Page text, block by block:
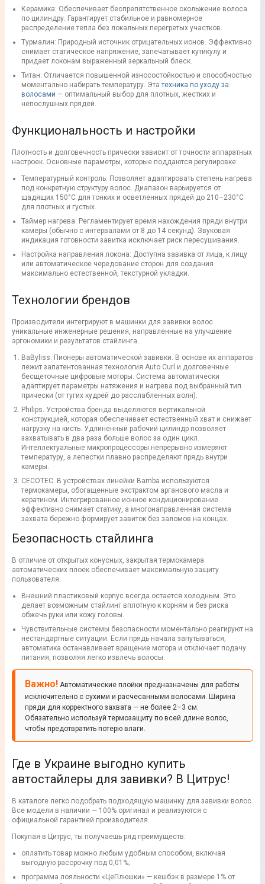
Керамика: Обеспечивает беспрепятственное скольжение волоса
по цилиндру. Гарантирует стабильное и равномерное
распределение тепла без локальных перегретых участков.
Турмалин: Природный источник отрицательных ионов. Эффективно
снимает статическое напряжение, запечатывает кутикулу и
придает локонам выраженный зеркальный блеск.
Титан: Отличается повышенной износостойкостью и способностью
моментально набирать температуру. Этатехника по уходу за
волосами — оптимальный выбор для плотных, жестких и
непослушных прядей.
Функциональность и настройки
Плотность и долговечность прически зависит от точности аппаратных
настроек. Основные параметры, которые поддаются регулировке:
Температурный контроль: Позволяет адаптировать степень нагрева
под конкретную структуру волос. Диапазон варьируется от
щадящих 150°C для тонких и осветленных прядей до 210–230°C
для плотных и густых.
Таймер нагрева: Регламентирует время нахождения пряди внутри
камеры (обычно с интервалами от 8 до 14 секунд). Звуковая
индикация готовности завитка исключает риск пересушивания.
Настройка направления локона: Доступна завивка от лица, к лицу
или автоматическое чередование сторон для создания
максимально естественной, текстурной укладки.
Технологии брендов
Производители интегрируют в машинки для завивки волос
уникальные инженерные решения, направленные на улучшение
эргономики и результатов стайлинга.
BaByliss. Пионеры автоматической завивки. В основе их аппаратов
лежит запатентованная технология Auto Curl и долговечные
бесщеточные цифровые моторы. Система автоматически
адаптирует параметры натяжения и нагрева под выбранный тип
прически (от тугих кудрей до расслабленных волн).
Philips. Устройства бренда выделяются вертикальной
конструкцией, которая обеспечивает естественный хват и снижает
нагрузку на кисть. Удлиненный рабочий цилиндр позволяет
захватывать в два раза больше волос за один цикл.
Интеллектуальные микропроцессоры непрерывно измеряют
температуру, а лепестки плавно распределяют прядь внутри
камеры.
CECOTEC. В устройствах линейки Bamba используются
термокамеры, обогащенные экстрактом арганового масла и
кератином. Интегрированное ионное кондиционирование
эффективно снимает статику, а многонаправленная система
захвата бережно формирует завиток без заломов на концах.
Безопасность стайлинга
В отличие от открытых конусных, закрытая термокамера
автоматических плоек обеспечивает максимальную защиту
пользователя.
Внешний пластиковый корпус всегда остается холодным. Это
делает возможным стайлинг вплотную к корням и без риска
обжечь руки или кожу головы.
Чувствительные системы безопасности моментально реагируют на
нестандартные ситуации. Если прядь начала запутываться,
автоматика останавливает вращение мотора и отключает подачу
питания, позволяя легко извлечь волосы.
Важно! Автоматические плойки предназначены для работы
исключительно с сухими и расчесанными волосами. Ширина
пряди для корректного захвата — не более 2–3 см.
Обязательно используй термозащиту по всей длине волос,
чтобы предотвратить потерю влаги.
Где в Украине выгодно купить
автостайлеры для завивки? В Цитрус!
В каталоге легко подобрать подходящую машинку для завивки волос.
Все модели в наличии — 100% оригинал и реализуются с
официальной гарантией производителя.
Покупая в Цитрус, ты получаешь ряд преимуществ:
оплатить товар можно любым удобным способом, включая
выгодную рассрочку под 0,01%;
программа лояльности «ЦеПлюшки» — кешбэк в размере 1% от